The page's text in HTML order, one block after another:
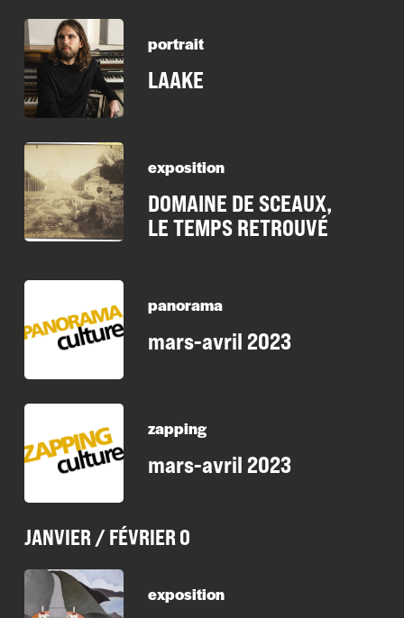
portrait
LAAKE
exposition
DOMAINE DE SCEAUX,
LE TEMPS RETROUVÉ
panorama
mars-avril 2023
zapping
mars-avril 2023
JANVIER / FÉVRIER 0
exposition